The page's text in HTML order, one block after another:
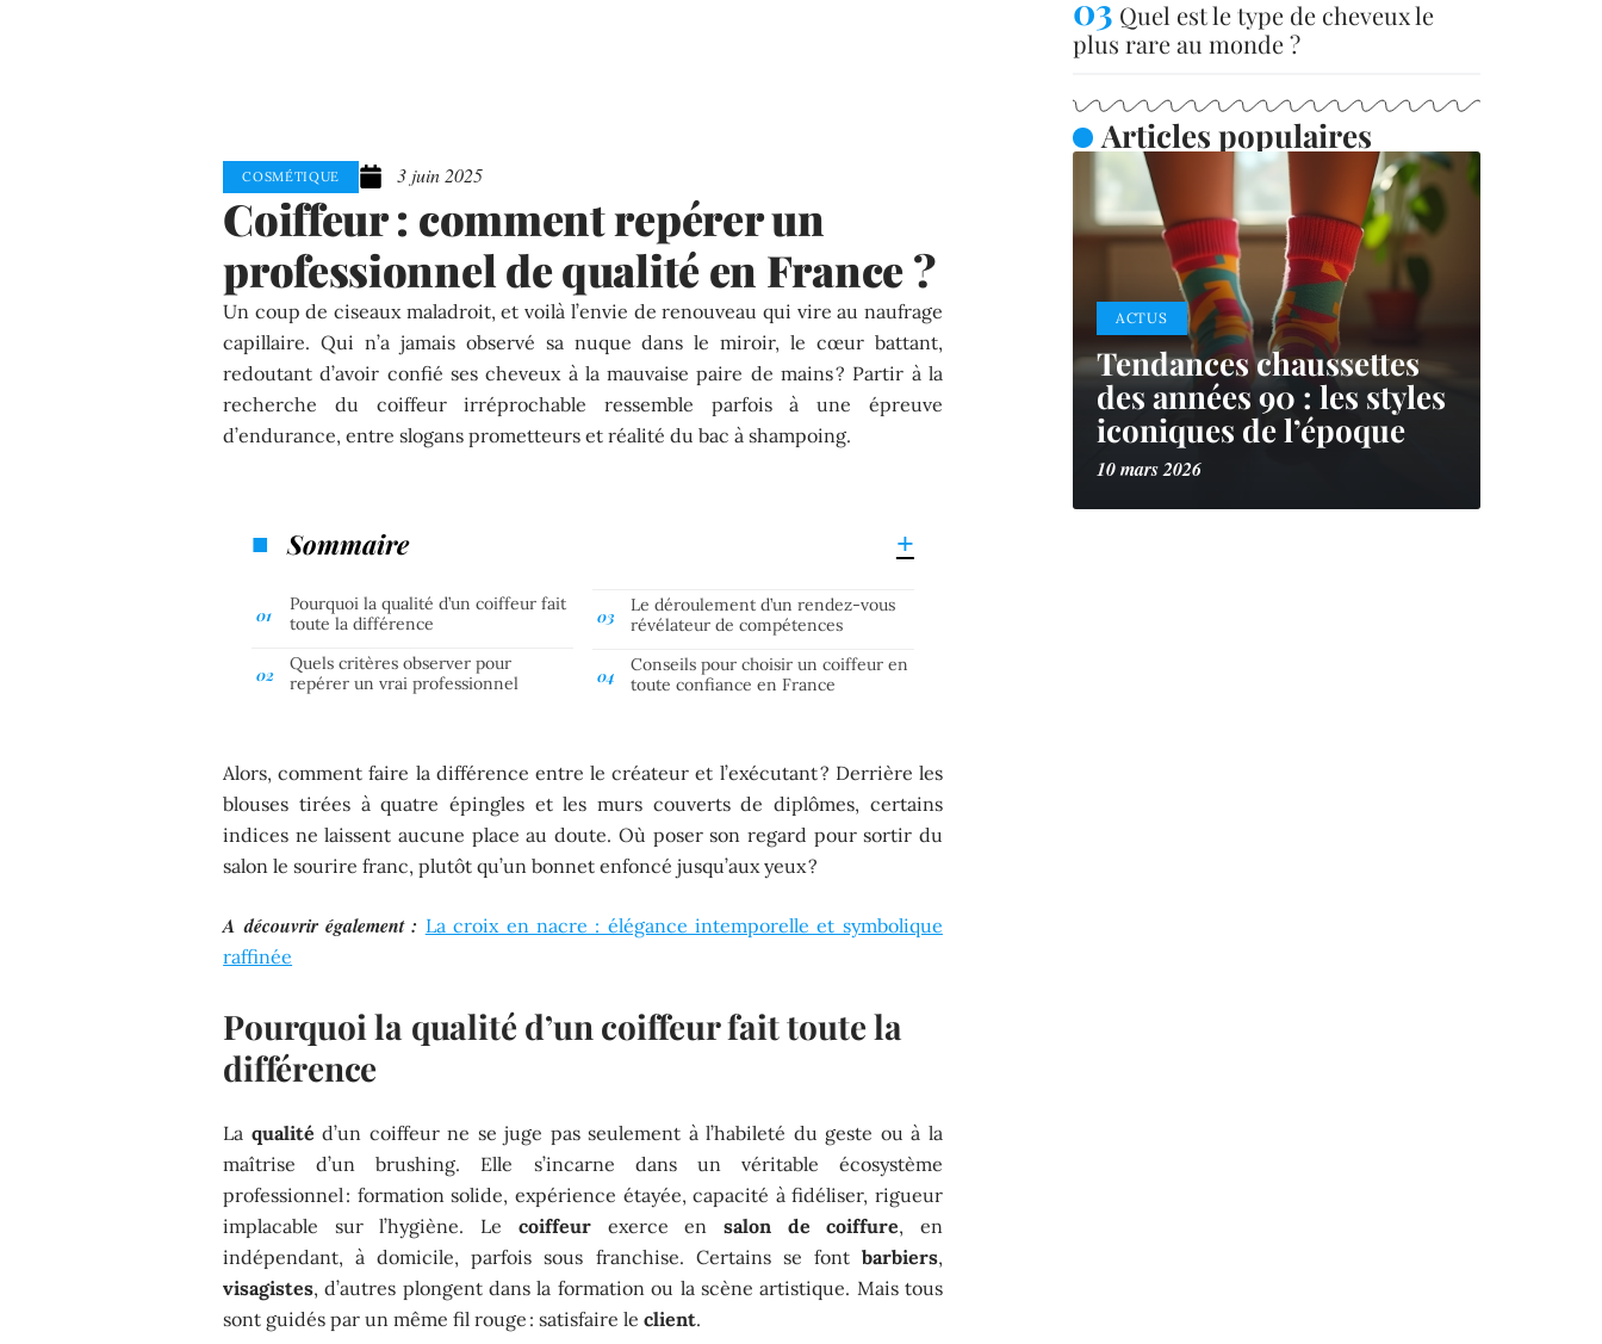
COSMÉTIQUE 3 juin 2025
Coiffeur : comment repérer un
professionnel de qualité en France ?
Un coup de ciseaux maladroit, et voilà l’envie de renouveau qui vire au naufrage
capillaire. Qui n’a jamais observé sa nuque dans le miroir, le cœur battant,
redoutant d’avoir confié ses cheveux à la mauvaise paire de mains ? Partir à la
recherche du coiffeur irréprochable ressemble parfois à une épreuve
d’endurance, entre slogans prometteurs et réalité du bac à shampoing.
Sommaire
Pourquoi la qualité d’un coiffeur fait
toute la différence
Quels critères observer pour
repérer un vrai professionnel
Le déroulement d’un rendez-vous
révélateur de compétences
Conseils pour choisir un coiffeur en
toute confiance en France
Alors, comment faire la différence entre le créateur et l’exécutant ? Derrière les
blouses tirées à quatre épingles et les murs couverts de diplômes, certains
indices ne laissent aucune place au doute. Où poser son regard pour sortir du
salon le sourire franc, plutôt qu’un bonnet enfoncé jusqu’aux yeux ?
A découvrir également : La croix en nacre : élégance intemporelle et symbolique
raffinée
Pourquoi la qualité d’un coiffeur fait toute la
différence
La qualité d’un coiffeur ne se juge pas seulement à l’habileté du geste ou à la
maîtrise d’un brushing. Elle s’incarne dans un véritable écosystème
professionnel : formation solide, expérience étayée, capacité à fidéliser, rigueur
implacable sur l’hygiène. Le coiffeurexerce en salon de coiffure, en
indépendant, à domicile, parfois sous franchise. Certains se font barbiers,
visagistes, d’autres plongent dans la formation ou la scène artistique. Mais tous
sont guidés par un même fil rouge : satisfaire leclient.
Quel est le type de cheveux le
plus rare au monde ?
Articles populaires
ACTUS
Tendances chaussettes
des années 90 : les styles
iconiques de l’époque
10 mars 2026